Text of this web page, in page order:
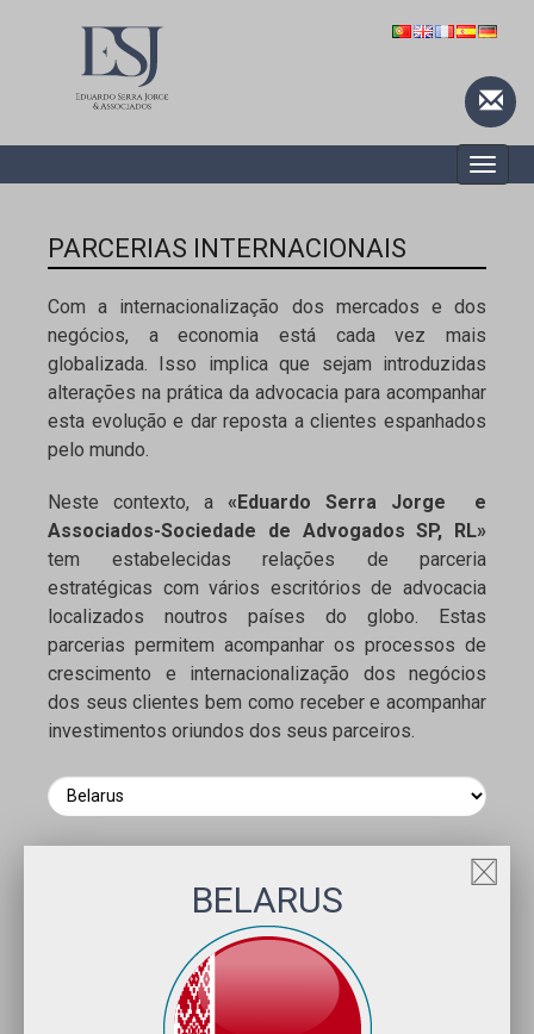
Toggle
PARCERIAS INTERNACIONAIS
Com a internacionalização dos mercados e dos
negócios, a economia está cada vez mais
globalizada. Isso implica que sejam introduzidas
alterações na prática da advocacia para acompanhar
esta evolução e dar reposta a clientes espanhados
pelo mundo.
Neste contexto, a «Eduardo Serra Jorge e
Associados-Sociedade de Advogados SP, RL»
tem estabelecidas relações de parceria
estratégicas com vários escritórios de advocacia
localizados noutros países do globo. Estas
parcerias permitem acompanhar os processos de
crescimento e internacionalização dos negócios
dos seus clientes bem como receber e acompanhar
investimentos oriundos dos seus parceiros.
BELARUS